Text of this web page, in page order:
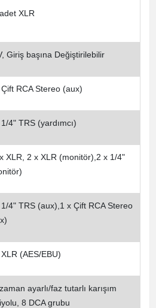
XLR
Giriş başına Değiştirilebilir
RCA Stereo (aux)
4" TRS (yardımcı)
XLR, 2 x XLR (monitör),2 x 1/4"
4" TRS (aux),1 x Çift RCA Stereo
(AES/EBU)
ayarlı/faz tutarlı karışım
8 DCA grubu